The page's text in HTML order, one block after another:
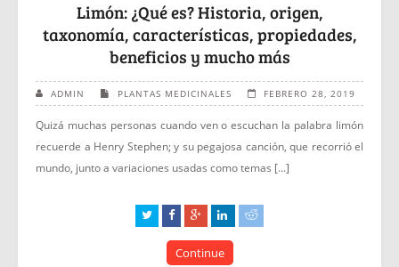
Limón: ¿Qué es? Historia, origen,
taxonomía, características, propiedades,
beneficios y mucho más
ADMIN PLANTAS MEDICINALES FEBRERO 28, 2019
Quizá muchas personas cuando ven o escuchan la palabra limón
recuerde a Henry Stephen; y su pegajosa canción, que recorrió el
mundo, junto a variaciones usadas como temas [...]
Continue